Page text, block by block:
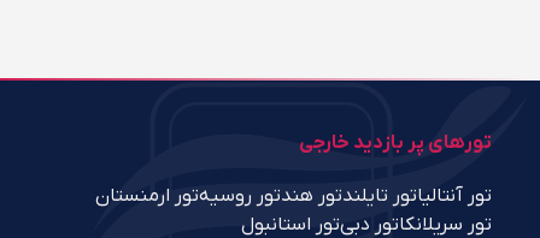
تورهای پر بازدید خارجی
تور آنتالیاتور تایلندتور هندتور روسیهتور ارمنستان
تور سریلانکاتور دبیتور استانبول